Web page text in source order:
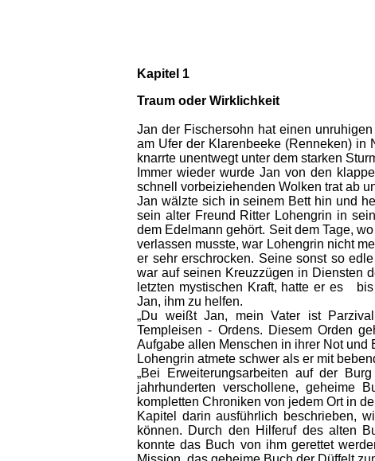
Kapitel 1
Traum oder Wirklichkeit
Jan der Fischersohn hat einen
am Ufer der Klarenbeeke (Renneken) in
knarrte unentwegt unter dem starken
Immer wieder wurde Jan von den
schnell vorbeiziehenden Wolken trat ab
Jan wälzte sich in seinem Bett hin und
sein alter Freund Ritter Lohengrin in
dem Edelmann gehört. Seit dem Tage,
verlassen musste, war Lohengrin nicht
er sehr erschrocken. Seine sonst so
war auf seinen Kreuzzügen in Diensten
letzten mystischen Kraft, hatte er es
Jan, ihm zu helfen.
„Du weißt Jan, mein Vater ist
Templeisen - Ordens. Diesem Orden
Aufgabe allen Menschen in ihrer Not und
Lohengrin atmete schwer als er mit
„Bei Erweiterungsarbeiten auf der
jahrhunderten verschollene, geheime
kompletten Chroniken von jedem Ort in
Kapitel darin ausführlich beschrieben,
können. Durch den Hilferuf des alten
konnte das Buch von ihm gerettet